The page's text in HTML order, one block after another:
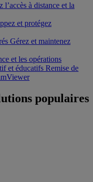
l’accès à distance et la
et protégez
Gérez et maintenez
et les opérations
et éducatifs Remise de
populaires